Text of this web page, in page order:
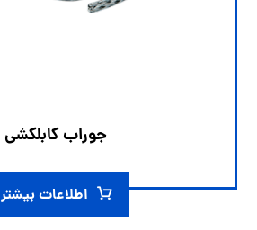
جوراب کابلکشی
اطلاعات بیشتر